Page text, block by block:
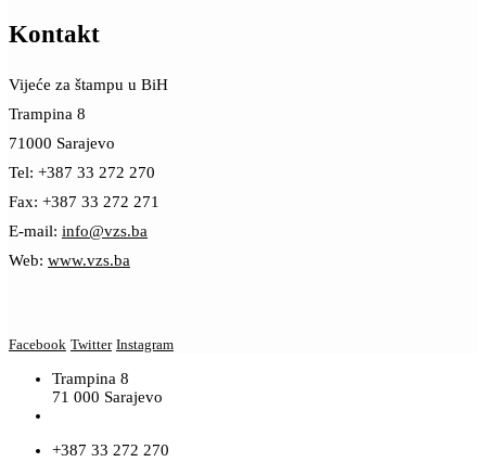
Kontakt
Vijeće za štampu u BiH
Trampina 8
71000 Sarajevo
Tel: +387 33 272 270
Fax: +387 33 272 271
E-mail: info@vzs.ba
Web: www.vzs.ba
Facebook Twitter Instagram
Trampina 8
71 000 Sarajevo
+387 33 272 270